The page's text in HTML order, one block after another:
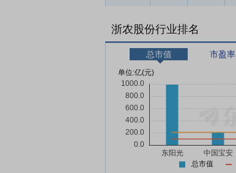
浙农股份行业排名
总市值 市盈率
单位:亿(元)
总市值